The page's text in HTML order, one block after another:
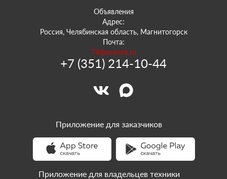
Объявления
Адрес:
Россия, Челябинская область, Магнитогорск
Почта:
74@sowork.ru
+7 (351) 214-10-44
Приложение для заказчиков
Приложение для владельцев техники